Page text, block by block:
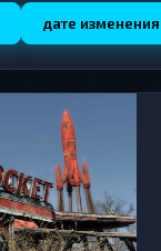
дате изменения